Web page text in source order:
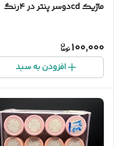
ماژیک cdدوسر پنتر در ۴رنگ
100,000
افزودن به سبد